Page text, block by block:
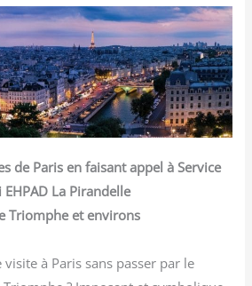
de Paris en faisant appel à Service
EHPAD La Pirandelle
Triomphe et environs
à Paris sans passer par le